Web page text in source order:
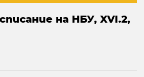
на НБУ, XVI.2,